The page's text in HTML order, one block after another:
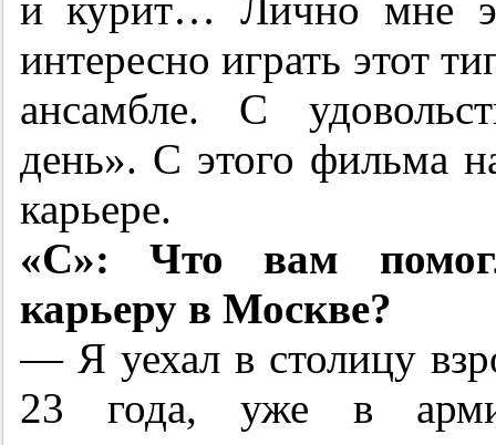
интересно играть этот
ансамбле. С
день». С этого фильма
карьере.
«С»: Что вам
карьеру в Москве?
— Я уехал в столицу
23 года, уже в